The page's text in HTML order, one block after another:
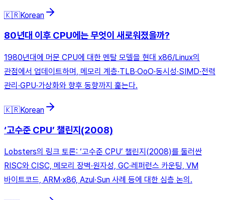
🇰🇷Korean
80년대 이후 CPU에는 무엇이 새로워졌을까?
1980년대에 머문 CPU에 대한 멘탈 모델을 현대 x86/Linux의
관점에서 업데이트하며, 메모리 계층·TLB·OoO·동시성·SIMD·전력
관리·GPU·가상화와 향후 동향까지 훑는다.
🇰🇷Korean
‘고수준 CPU’ 챌린지(2008)
Lobsters의 링크 토론: ‘고수준 CPU’ 챌린지(2008)를 둘러싼
RISC와 CISC, 메모리 장벽·원자성, GC·레퍼런스 카운팅, VM
바이트코드, ARM·x86, Azul·Sun 사례 등에 대한 심층 논의.